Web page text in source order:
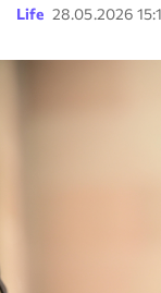
Life 28.05.2026